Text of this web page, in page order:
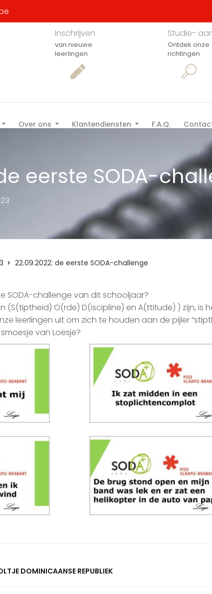
Inschrijven
van nieuwe
leerlingen
Studie-
Ontdek onze
richtingen
Over ons Klantendiensten F.A.Q.
eerste SODA-
22.09.2022: de eerste SODA-challenge
SODA-challenge van dit schooljaar?
(S(tiptheid) O(rde) D(iscipline) en A(ttitude) ) zijn,
leerlingen uit om zich te houden aan de pijler
van Loesje?
DOMINICAANSE REPUBLIEK